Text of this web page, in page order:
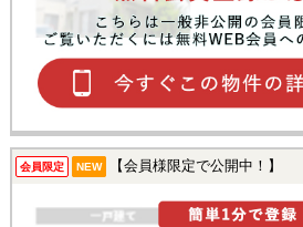
会員限定 NEW 【会員様限定で公開中！】